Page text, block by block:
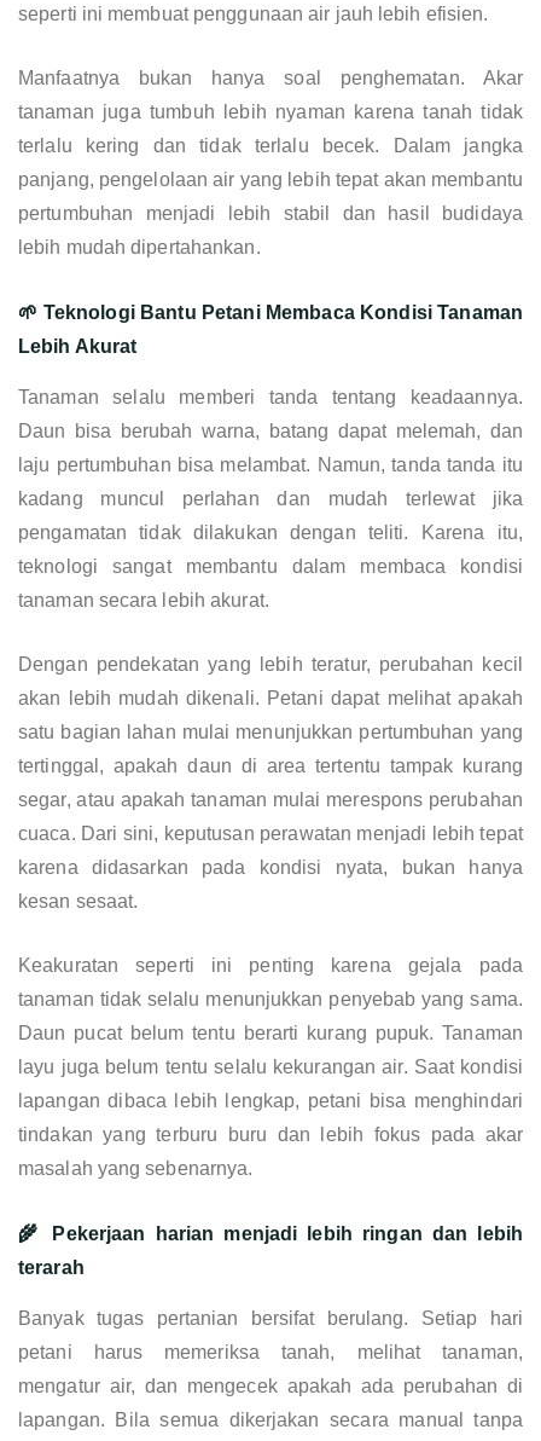
seperti ini membuat penggunaan air jauh lebih efisien.
Manfaatnya bukan hanya soal penghematan. Akar
tanaman juga tumbuh lebih nyaman karena tanah tidak
terlalu kering dan tidak terlalu becek. Dalam jangka
panjang, pengelolaan air yang lebih tepat akan membantu
pertumbuhan menjadi lebih stabil dan hasil budidaya
lebih mudah dipertahankan.
🌱 Teknologi Bantu Petani Membaca Kondisi Tanaman
Lebih Akurat
Tanaman selalu memberi tanda tentang keadaannya.
Daun bisa berubah warna, batang dapat melemah, dan
laju pertumbuhan bisa melambat. Namun, tanda tanda itu
kadang muncul perlahan dan mudah terlewat jika
pengamatan tidak dilakukan dengan teliti. Karena itu,
teknologi sangat membantu dalam membaca kondisi
tanaman secara lebih akurat.
Dengan pendekatan yang lebih teratur, perubahan kecil
akan lebih mudah dikenali. Petani dapat melihat apakah
satu bagian lahan mulai menunjukkan pertumbuhan yang
tertinggal, apakah daun di area tertentu tampak kurang
segar, atau apakah tanaman mulai merespons perubahan
cuaca. Dari sini, keputusan perawatan menjadi lebih tepat
karena didasarkan pada kondisi nyata, bukan hanya
kesan sesaat.
Keakuratan seperti ini penting karena gejala pada
tanaman tidak selalu menunjukkan penyebab yang sama.
Daun pucat belum tentu berarti kurang pupuk. Tanaman
layu juga belum tentu selalu kekurangan air. Saat kondisi
lapangan dibaca lebih lengkap, petani bisa menghindari
tindakan yang terburu buru dan lebih fokus pada akar
masalah yang sebenarnya.
🌾 Pekerjaan harian menjadi lebih ringan dan lebih
terarah
Banyak tugas pertanian bersifat berulang. Setiap hari
petani harus memeriksa tanah, melihat tanaman,
mengatur air, dan mengecek apakah ada perubahan di
lapangan. Bila semua dikerjakan secara manual tanpa